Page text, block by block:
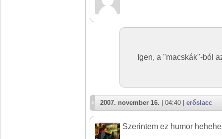
Igen, a "macskák"-ból
2007. november 16. | 04:40 | erőslacc
Szerintem ez humor